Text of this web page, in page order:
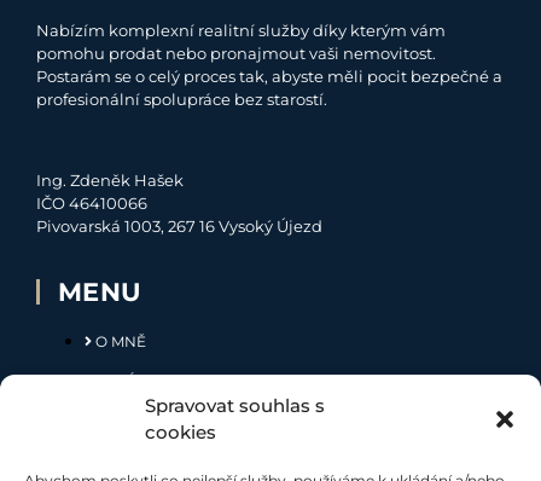
Spravovat souhlas s
cookies
Nabízím komplexní realitní služby díky kterým vám
pomohu prodat nebo pronajmout vaši nemovitost.
Postarám se o celý proces tak, abyste měli pocit bezpečné a
profesionální spolupráce bez starostí.
Ing. Zdeněk Hašek
IČO 46410066
Pivovarská 1003, 267 16 Vysoký Újezd
MENU
O MNĚ
NABÍDKA
MOJE SLUŽBY